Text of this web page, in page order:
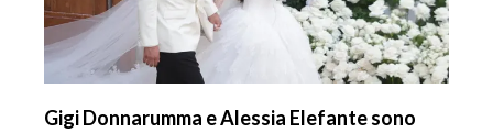
Gigi Donnarumma e Alessia Elefante sono